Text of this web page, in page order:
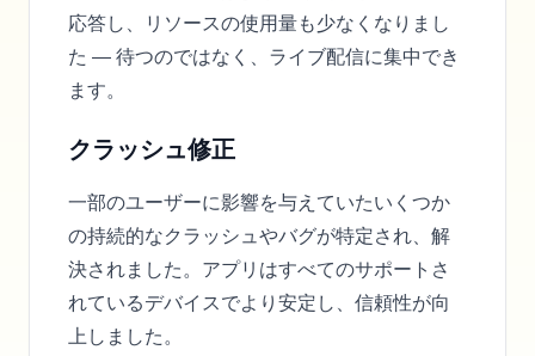
応答し、リソースの使用量も少なくなりまし
た — 待つのではなく、ライブ配信に集中でき
ます。
クラッシュ修正
一部のユーザーに影響を与えていたいくつか
の持続的なクラッシュやバグが特定され、解
決されました。アプリはすべてのサポートさ
れているデバイスでより安定し、信頼性が向
上しました。